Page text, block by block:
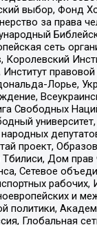
выбор, Фонд
за права
сеть
Лорье,
Свободных
проект,
Дом
Сетевое
и
Глобальная